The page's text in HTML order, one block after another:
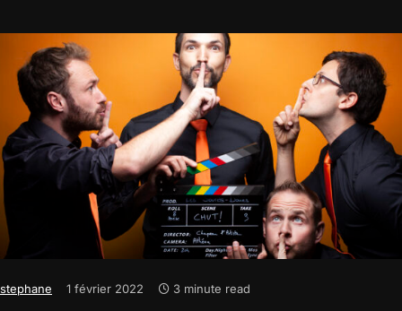
stephane 1 février 2022 3 minute read